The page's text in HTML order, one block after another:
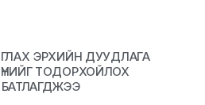
ЭРХИЙН ДУУДЛАГА
ТОДОРХОЙЛОХ